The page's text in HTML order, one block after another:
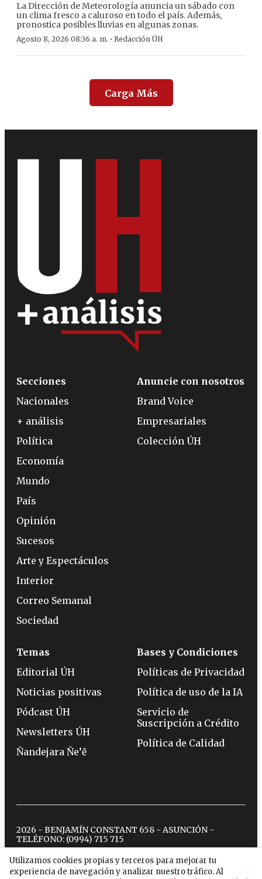
La Dirección de Meteorología anuncia un sábado con
un clima fresco a caluroso en todo el país. Además,
pronostica posibles lluvias en algunas zonas.
Agosto 8, 2026 08:36 a. m. · Redacción ÚH
Carga Más
Utilizamos cookies propias y terceros para mejorar tu
experiencia de navegación y analizar nuestro tráfico. Al
Secciones
Nacionales
+ análisis
Política
Economía
Mundo
País
Opinión
Sucesos
Arte y Espectáculos
Interior
Correo Semanal
Sociedad
Anuncie con nosotros
Brand Voice
Empresariales
Colección ÚH
Temas
Editorial ÚH
Noticias positivas
Pódcast ÚH
Newsletters ÚH
Ñandejara Ñe’ẽ
Bases y Condiciones
Políticas de Privacidad
Política de uso de la IA
Servicio de
Suscripción a Crédito
Política de Calidad
2026 - BENJAMÍN CONSTANT 658 - ASUNCIÓN -
TELÉFONO: (0994) 715 715